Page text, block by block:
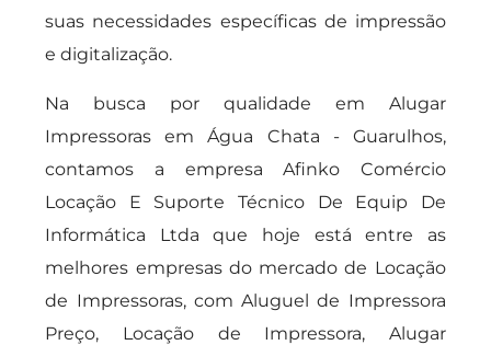
suas necessidades específicas de impressão
e digitalização.
Na busca por qualidade em Alugar
Impressoras em Água Chata - Guarulhos,
contamos a empresa Afinko Comércio
Locação E Suporte Técnico De Equip De
Informática Ltda que hoje está entre as
melhores empresas do mercado de Locação
de Impressoras, com Aluguel de Impressora
Preço, Locação de Impressora, Alugar